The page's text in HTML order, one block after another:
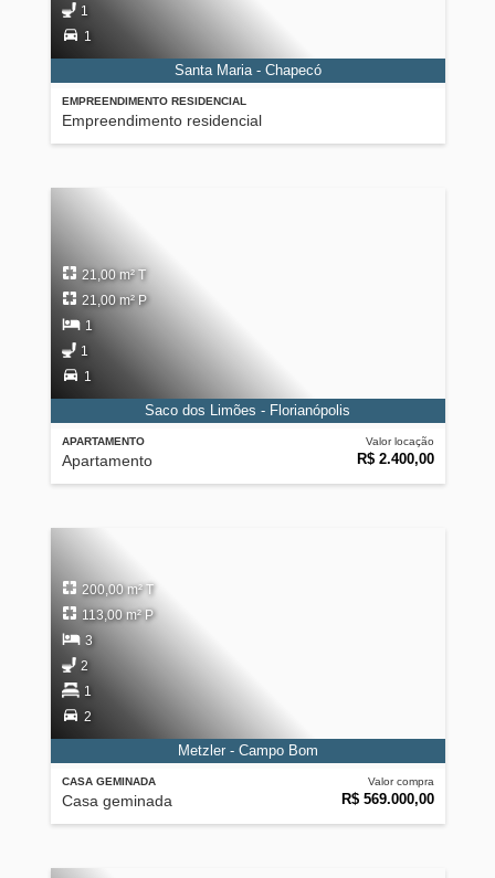
EMPREENDIMENTO RESIDENCIAL
Empreendimento residencial
1
1
Santa Maria - Chapecó
APARTAMENTO
Apartamento
Valor locação
R$ 2.400,00
21,00 m² T
21,00 m² P
1
1
1
Saco dos Limões - Florianópolis
CASA GEMINADA
Casa geminada
Valor compra
R$ 569.000,00
200,00 m² T
113,00 m² P
3
2
1
2
Metzler - Campo Bom